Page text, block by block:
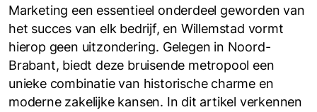
Marketing een essentieel onderdeel geworden van
het succes van elk bedrijf, en Willemstad vormt
hierop geen uitzondering. Gelegen in Noord-
Brabant, biedt deze bruisende metropool een
unieke combinatie van historische charme en
moderne zakelijke kansen. In dit artikel verkennen